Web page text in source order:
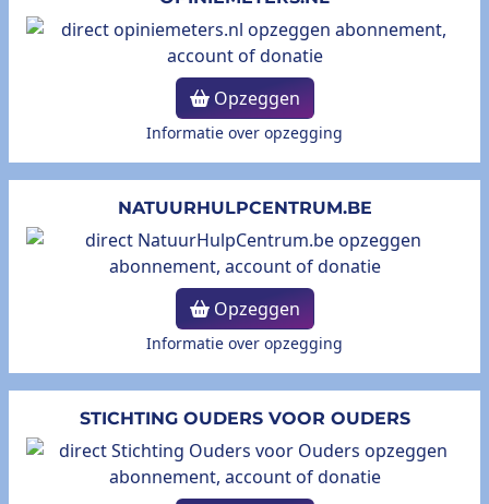
Opzeggen
Informatie over opzegging
NATUURHULPCENTRUM.BE
Opzeggen
Informatie over opzegging
STICHTING OUDERS VOOR OUDERS